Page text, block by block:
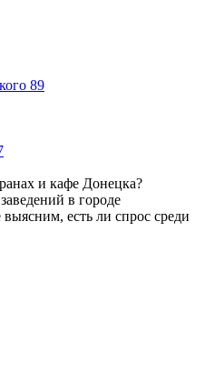
89
и кафе Донецка?
в городе
выясним, есть ли спрос среди